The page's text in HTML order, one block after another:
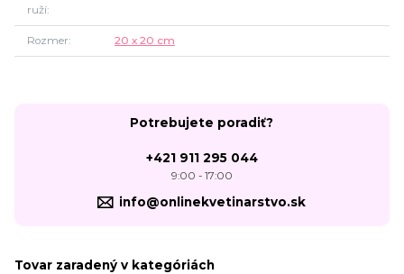
ruží
Rozmer 20 x 20 cm
Potrebujete poradiť?
+421 911 295 044
9:00 - 17:00
info@onlinekvetinarstvo.sk
Tovar zaradený v kategóriách